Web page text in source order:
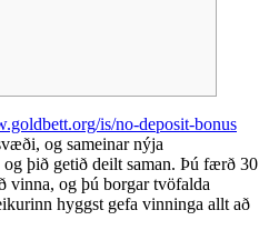
is/no-deposit-bonus
og sameinar nýja
þið getið deilt saman. Þú færð 30
vinna, og þú borgar tvöfalda
hyggst gefa vinninga allt að